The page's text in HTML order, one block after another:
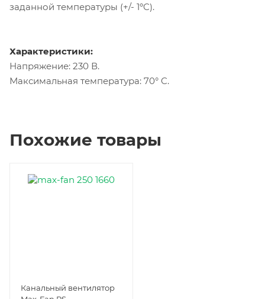
заданной температуры (+/- 1ºC).
Характеристики:
Напряжение: 230 В.
Максимальная температура: 70° C.
Похожие товары
Канальный вентилятор